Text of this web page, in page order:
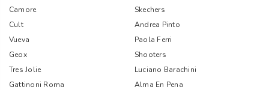
Camore
Skechers
Cult
Andrea Pinto
Vueva
Paola Ferri
Geox
Shooters
Tres Jolie
Luciano Barachini
Gattinoni Roma
Alma En Pena